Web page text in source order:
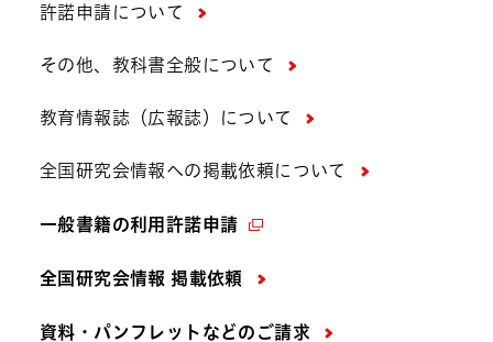
許諾申請について
その他、教科書全般について
教育情報誌（広報誌）について
全国研究会情報への掲載依頼について
一般書籍の利用許諾申請
全国研究会情報 掲載依頼
資料・パンフレットなどの ご請求